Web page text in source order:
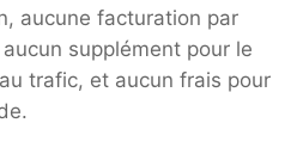
aucune facturation par
supplément pour le
trafic, et aucun frais pour